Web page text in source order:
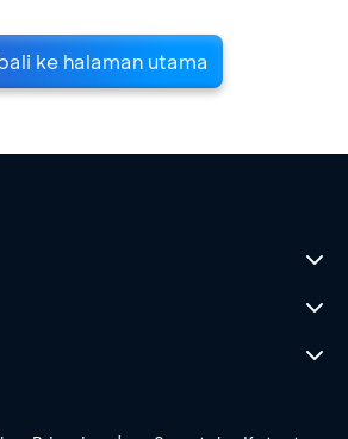
ke halaman utama